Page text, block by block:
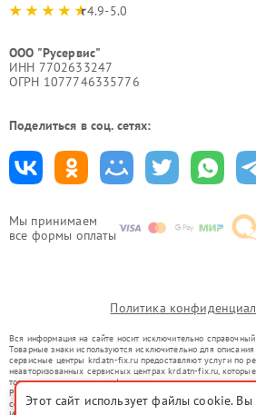
Мы принимаем
все формы оплаты
4.9-5.0
ООО "Русервис"
ИНН 7702633247
ОГРН 1077746335776
Поделиться в соц. сетях:
Политика
Вся информация на сайте носит исключительно справочный
Товарные знаки используются исключительно для
сервисные центры krd.atn-fix.ru предоставляют услуги по
неавторизованных сервисных центрах krd.atn-fix.ru,
товарных знаков или их официальными представителями.
Ремонт осуществляется для устройств, уже введенных в
со статьей 1487 ГК РФ.
Этот сайт использует файлы cookie.